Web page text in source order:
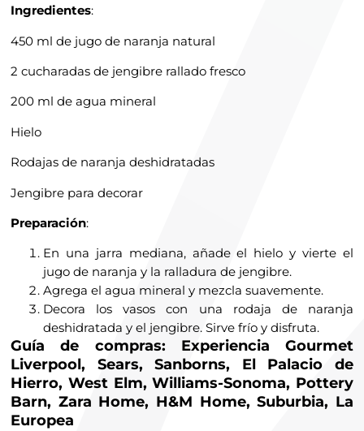
Ingredientes:
450 ml de jugo de naranja natural
2 cucharadas de jengibre rallado fresco
200 ml de agua mineral
Hielo
Rodajas de naranja deshidratadas
Jengibre para decorar
Preparación:
En una jarra mediana, añade el hielo y vierte el
jugo de naranja y la ralladura de jengibre.
Agrega el agua mineral y mezcla suavemente.
Decora los vasos con una rodaja de naranja
deshidratada y el jengibre. Sirve frío y disfruta.
Guía de compras: Experiencia Gourmet
Liverpool, Sears, Sanborns, El Palacio de
Hierro, West Elm, Williams-Sonoma, Pottery
Barn, Zara Home, H&M Home, Suburbia, La
Europea